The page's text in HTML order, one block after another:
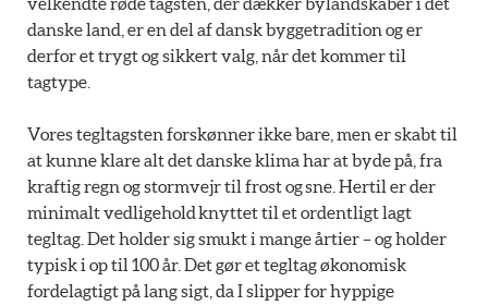
danske land, er en del af dansk byggetradition og er
derfor et trygt og sikkert valg, når det kommer til
tagtype.
Vores tegltagsten forskønner ikke bare, men er skabt til
at kunne klare alt det danske klima har at byde på, fra
kraftig regn og stormvejr til frost og sne. Hertil er der
minimalt vedligehold knyttet til et ordentligt lagt
tegltag. Det holder sig smukt i mange årtier – og holder
typisk i op til 100 år. Det gør et tegltag økonomisk
fordelagtigt på lang sigt, da I slipper for hyppige